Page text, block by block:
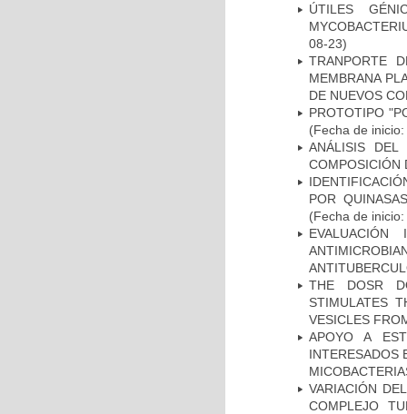
ÚTILES
08-23)
TRANPORTE
MEMBRANA
DE NUEVOS
PROTOTIPO
(Fecha de
ANÁLISIS DEL
COMPOSICIÓN
POR
(Fecha de
THE DOSR
STIMULATES
VESICLES
APOYO A
INTERESADOS
VARIACIÓN
COMPLEJO